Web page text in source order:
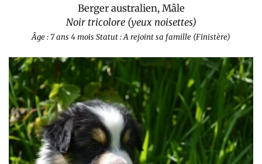
Berger australien, Mâle
Noir tricolore (yeux noisettes)
Âge : 7 ans 4 mois Statut : A rejoint sa famille (Finistère)